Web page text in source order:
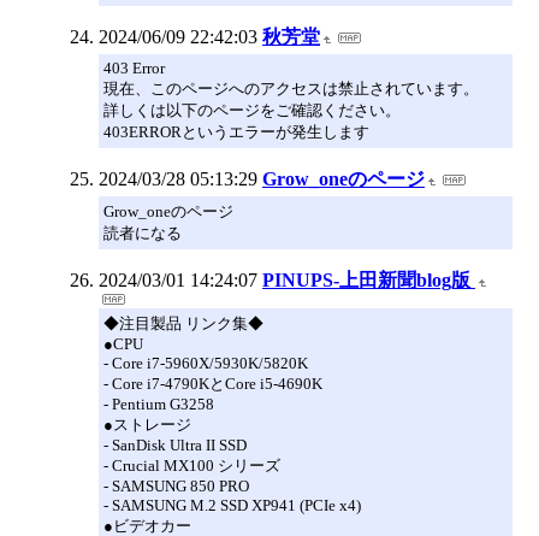
2024/06/09 22:42:03 秋芳堂
403 Error
現在、このページへのアクセスは禁止されています。
詳しくは以下のページをご確認ください。
403ERRORというエラーが発生します
2024/03/28 05:13:29 Grow_oneのページ
Grow_oneのページ
読者になる
2024/03/01 14:24:07 PINUPS-上田新聞blog版
◆注目製品 リンク集◆
●CPU
- Core i7-5960X/5930K/5820K
- Core i7-4790KとCore i5-4690K
- Pentium G3258
●ストレージ
- SanDisk Ultra II SSD
- Crucial MX100 シリーズ
- SAMSUNG 850 PRO
- SAMSUNG M.2 SSD XP941 (PCIe x4)
●ビデオカー